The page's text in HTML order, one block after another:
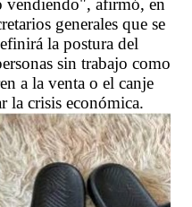
vendiendo", afirmó, en
generales que se
la postura del
sin trabajo como
a la venta o el canje
la crisis económica.